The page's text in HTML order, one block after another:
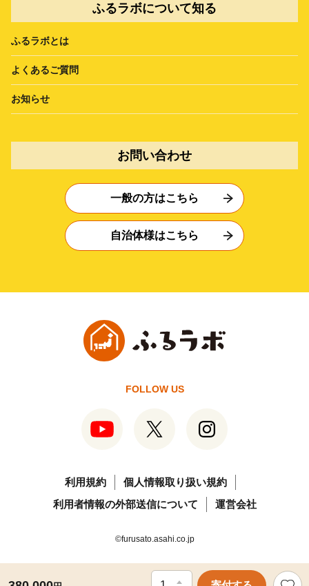
ふるラボについて知る
ふるラボとは
よくあるご質問
お知らせ
お問い合わせ
一般の方はこちら
自治体様はこちら
FOLLOW US
利用規約
個人情報取り扱い規約
利用者情報の外部送信について
運営会社
©furusato.asahi.co.jp